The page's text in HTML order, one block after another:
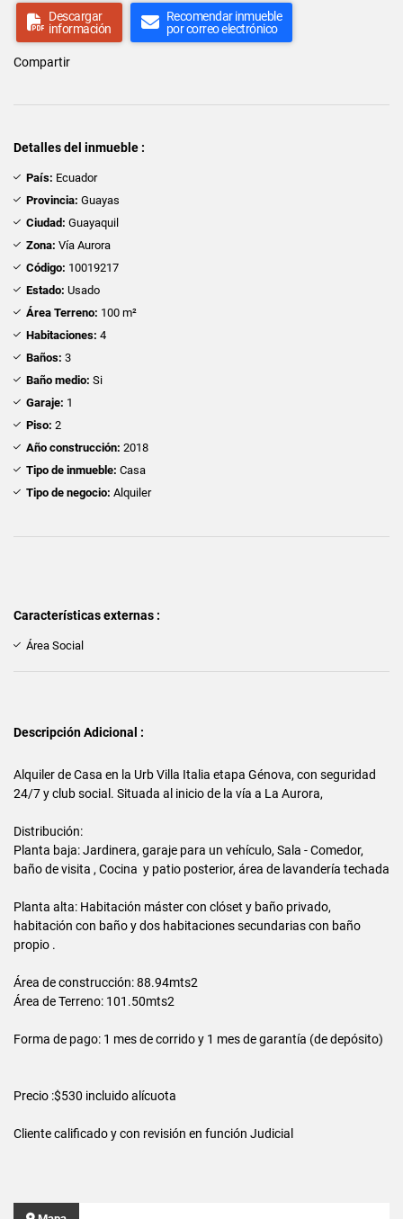
Descargar
información
Recomendar inmueble
por correo electrónico
Compartir
Detalles del inmueble :
País: Ecuador
Provincia: Guayas
Ciudad: Guayaquil
Zona: Vía Aurora
Código: 10019217
Estado: Usado
Área Terreno: 100 m²
Habitaciones: 4
Baños: 3
Baño medio: Si
Garaje: 1
Piso: 2
Año construcción: 2018
Tipo de inmueble: Casa
Tipo de negocio: Alquiler
Características externas :
Área Social
Descripción Adicional :
Alquiler de Casa en la Urb Villa Italia etapa Génova, con seguridad
24/7 y club social. Situada al inicio de la vía a La Aurora,
Distribución:
Planta baja: Jardinera, garaje para un vehículo, Sala - Comedor,
baño de visita , Cocina y patio posterior, área de lavandería techada
Planta alta: Habitación máster con clóset y baño privado,
habitación con baño y dos habitaciones secundarias con baño
propio .
Área de construcción: 88.94mts2
Área de Terreno: 101.50mts2
Forma de pago: 1 mes de corrido y 1 mes de garantía (de depósito)
Precio :$530 incluido alícuota
Cliente calificado y con revisión en función Judicial